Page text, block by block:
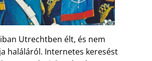
Utrechtben élt, és nem
haláláról. Internetes keresést